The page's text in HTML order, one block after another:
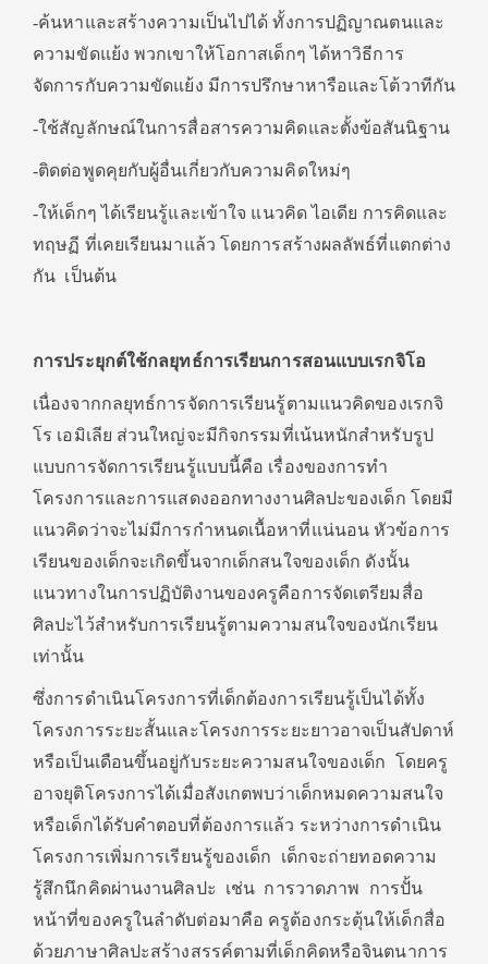
-ค้นหาและสร้างความเป็นไปได้ ทั้งการปฏิญาณตนและ
ความขัดแย้ง พวกเขาให้โอกาสเด็กๆ ได้หาวิธีการ
จัดการกับความขัดแย้ง มีการปรึกษาหารือและโต้วาทีกัน
-ใช้สัญลักษณ์ในการสื่อสารความคิดและตั้งข้อสันนิฐาน
-ติดต่อพูดคุยกับผู้อื่นเกี่ยวกับความคิดใหม่ๆ
-ให้เด็กๆ ได้เรียนรู้และเข้าใจ แนวคิด ไอเดีย การคิดและ
ทฤษฏี ที่เคยเรียนมาแล้ว โดยการสร้างผลลัพธ์ที่แตกต่าง
กัน เป็นต้น
การประยุกต์ใช้กลยุทธ์การเรียนการสอนแบบเรกจิโอ
เนื่องจากกลยุทธ์การจัดการเรียนรู้ตามแนวคิดของเรกจิ
โร เอมิเลีย ส่วนใหญ่จะมีกิจกรรมที่เน้นหนักสำหรับรูป
แบบการจัดการเรียนรู้แบบนี้คือ เรื่องของการทำ
โครงการและการแสดงออกทางงานศิลปะของเด็ก โดยมี
แนวคิดว่าจะไม่มีการกำหนดเนื้อหาที่แน่นอน หัวข้อการ
เรียนของเด็กจะเกิดขึ้นจากเด็กสนใจของเด็ก ดังนั้น
แนวทางในการปฏิบัติงานของครูคือการจัดเตรียมสื่อ
ศิลปะไว้สำหรับการเรียนรู้ตามความสนใจของนักเรียน
เท่านั้น
ซึ่งการดำเนินโครงการที่เด็กต้องการเรียนรู้เป็นได้ทั้ง
โครงการระยะสั้นและโครงการระยะยาวอาจเป็นสัปดาห์
หรือเป็นเดือนขึ้นอยู่กับระยะความสนใจของเด็ก โดยครู
อาจยุติโครงการได้เมื่อสังเกตพบว่าเด็กหมดความสนใจ
หรือเด็กได้รับคำตอบที่ต้องการแล้ว ระหว่างการดำเนิน
โครงการเพิ่มการเรียนรู้ของเด็ก เด็กจะถ่ายทอดความ
รู้สึกนึกคิดผ่านงานศิลปะ เช่น การวาดภาพ การปั้น
หน้าที่ของครูในลำดับต่อมาคือ ครูต้องกระตุ้นให้เด็กสื่อ
ด้วยภาษาศิลปะสร้างสรรค์ตามที่เด็กคิดหรือจินตนาการ